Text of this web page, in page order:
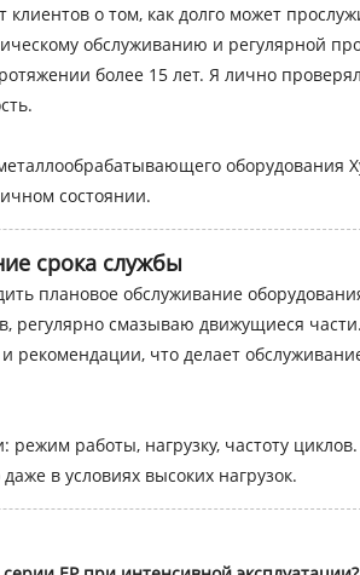
клиентов о том, как долго может
обслуживанию и регулярной
более 15 лет. Я лично
состоянии.
срока службы
плановое обслуживание
регулярно смазываю движущиеся
рекомендации, что делает
режим работы, нагрузку, частоту
в условиях высоких нагрузок.